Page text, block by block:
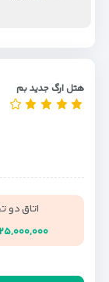
هتل ارگ جدید بم
اتاق دو
۱۲۵,۰۰۰,۰۰۰